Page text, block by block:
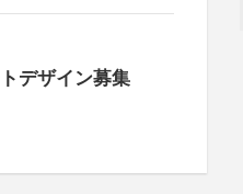
デザイン募集